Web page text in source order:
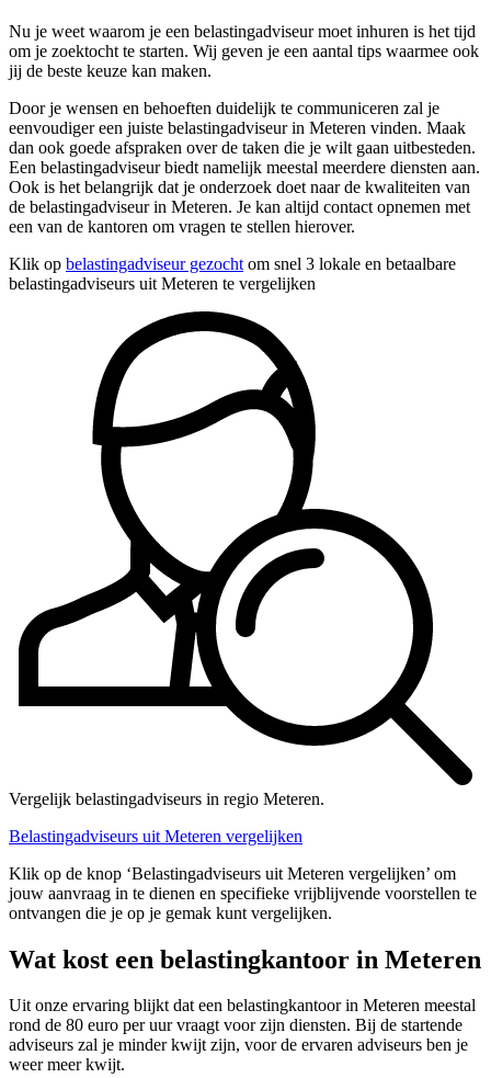
Nu je weet waarom je een belastingadviseur moet inhuren is het tijd
om je zoektocht te starten. Wij geven je een aantal tips waarmee ook
jij de beste keuze kan maken.
Door je wensen en behoeften duidelijk te communiceren zal je
eenvoudiger een juiste belastingadviseur in Meteren vinden. Maak
dan ook goede afspraken over de taken die je wilt gaan uitbesteden.
Een belastingadviseur biedt namelijk meestal meerdere diensten aan.
Ook is het belangrijk dat je onderzoek doet naar de kwaliteiten van
de belastingadviseur in Meteren. Je kan altijd contact opnemen met
een van de kantoren om vragen te stellen hierover.
Klik op belastingadviseur gezocht om snel 3 lokale en betaalbare
belastingadviseurs uit Meteren te vergelijken
Vergelijk belastingadviseurs in regio Meteren.
Belastingadviseurs uit Meteren vergelijken
Klik op de knop ‘Belastingadviseurs uit Meteren vergelijken’ om
jouw aanvraag in te dienen en specifieke vrijblijvende voorstellen te
ontvangen die je op je gemak kunt vergelijken.
Wat kost een belastingkantoor in Meteren
Uit onze ervaring blijkt dat een belastingkantoor in Meteren meestal
rond de 80 euro per uur vraagt voor zijn diensten. Bij de startende
adviseurs zal je minder kwijt zijn, voor de ervaren adviseurs ben je
weer meer kwijt.